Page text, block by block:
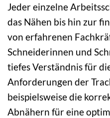
Jeder einzelne
das Nähen bis hin zur
von erfahrenen
Schneiderinnen und
tiefes Verständnis für
Anforderungen der
beispielsweise die
Abnähern für eine